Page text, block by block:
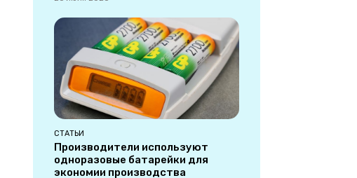
СТАТЬИ
Производители используют
одноразовые батарейки для
экономии производства